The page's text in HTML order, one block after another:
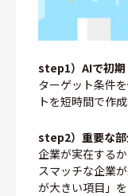
step1）AIで初期
ターゲット条件
トを短時間で作成
step2）重要な部
企業が実在する
スマッチな企業
が大きい項目」を